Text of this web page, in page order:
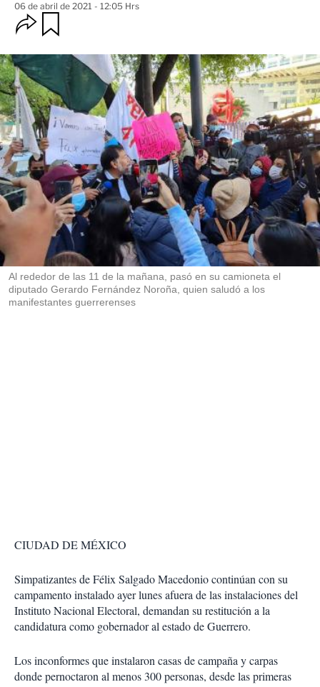
06 de abril de 2021 - 12:05 Hrs
O
p
i
o
n
e
s
d
e
c
o
m
p
a
r
d
a
r
Al rededor de las 11 de la mañana, pasó en su camioneta el
diputado Gerardo Fernández Noroña, quien saludó a los
manifestantes guerrerenses
CIUDAD DE MÉXICO
Simpatizantes de Félix Salgado Macedonio continúan con su
campamento instalado ayer lunes afuera de las instalaciones del
Instituto Nacional Electoral, demandan su restitución a la
candidatura como gobernador al estado de Guerrero.
Los inconformes que instalaron casas de campaña y carpas
donde pernoctaron al menos 300 personas, desde las primeras